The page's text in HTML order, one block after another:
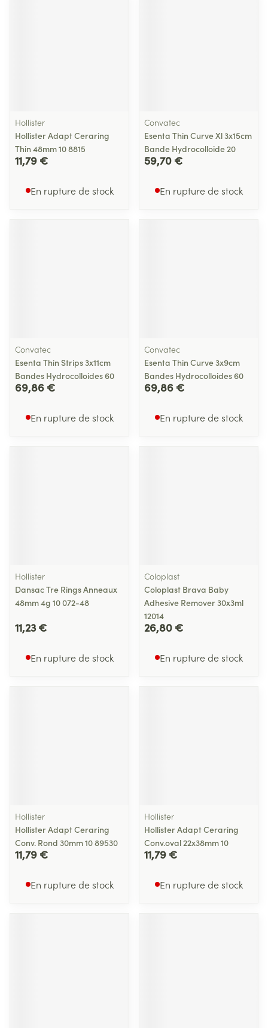
Hollister
Hollister Adapt Ceraring
Thin 48mm 10 8815
11,79 €
En rupture de stock
Convatec
Esenta Thin Curve Xl 3x15cm
Bande Hydrocolloide 20
59,70 €
En rupture de stock
Convatec
Esenta Thin Strips 3x11cm
Bandes Hydrocolloides 60
69,86 €
En rupture de stock
Convatec
Esenta Thin Curve 3x9cm
Bandes Hydrocolloides 60
69,86 €
En rupture de stock
Hollister
Dansac Tre Rings Anneaux
48mm 4g 10 072-48
11,23 €
En rupture de stock
Coloplast
Coloplast Brava Baby
Adhesive Remover 30x3ml
12014
26,80 €
En rupture de stock
Hollister
Hollister Adapt Ceraring
Conv. Rond 30mm 10 89530
11,79 €
En rupture de stock
Hollister
Hollister Adapt Ceraring
Conv.oval 22x38mm 10
11,79 €
En rupture de stock